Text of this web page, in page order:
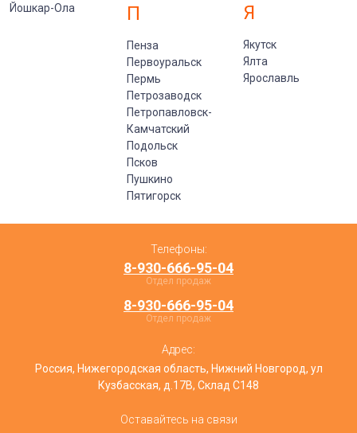
Йошкар-Ола П
Пенза
Первоуральск
Пермь
Петрозаводск
Петропавловск-
Камчатский
Подольск
Псков
Пушкино
Пятигорск
Я
Якутск
Ялта
Ярославль
Телефоны:
8-930-666-95-04
Отдел продаж
8-930-666-95-04
Отдел продаж
Адрес:
Россия, Нижегородская область, Нижний Новгород, ул
Кузбасская, д.17В, Склад С148
Оставайтесь на связи